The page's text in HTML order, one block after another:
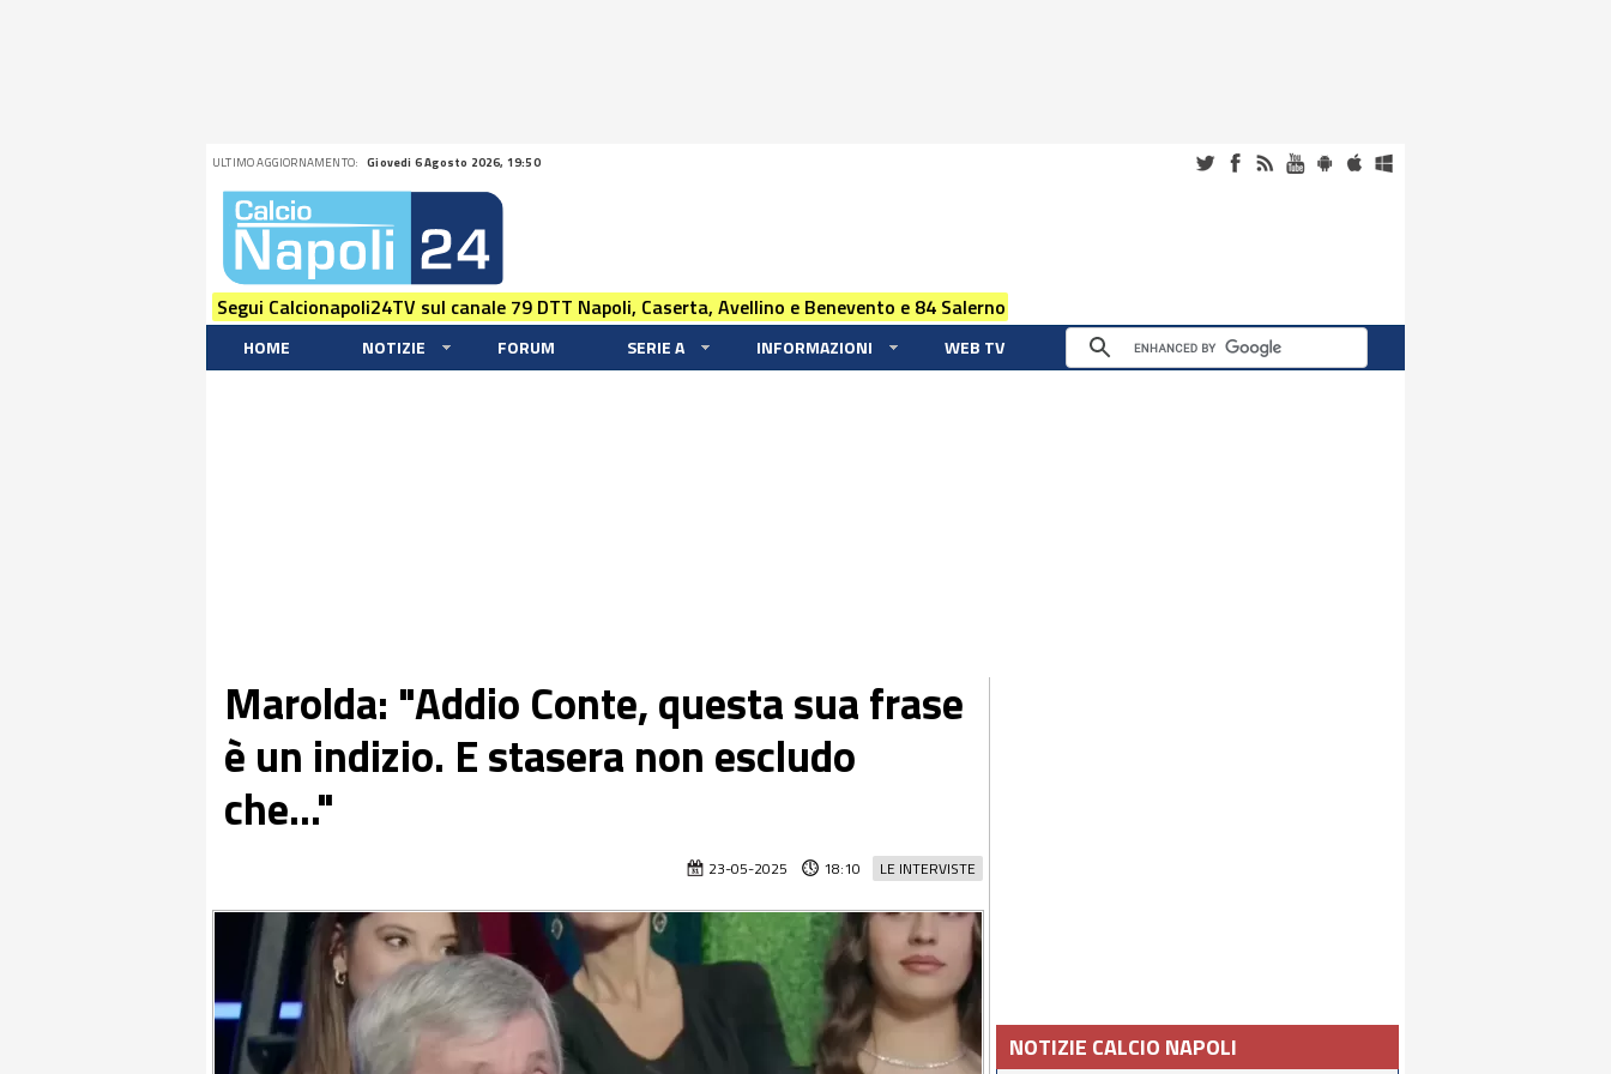
ULTIMO AGGIORNAMENTO: Giovedi 6 Agosto 2026, 19:50
Segui Calcionapoli24TV sul canale 79 DTT Napoli, Caserta, Avellino e Benevento e 84 Salerno
HOME NOTIZIE FORUM SERIE A INFORMAZIONI WEB TV
Marolda: "Addio Conte, questa sua frase
è un indizio. E stasera non escludo
che..."
LE INTERVISTE
23-05-2025 18:10
NOTIZIE CALCIO NAPOLI